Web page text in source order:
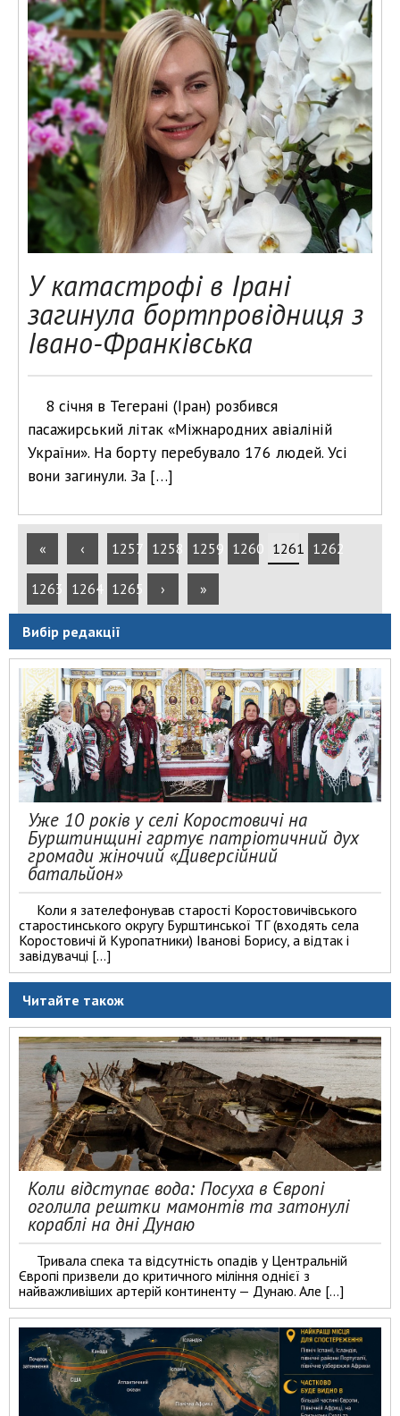
У катастрофі в Ірані
загинула бортпровідниця з
Івано-Франківська
8 січня в Тегерані (Іран) розбився
пасажирський літак «Міжнародних авіаліній
України». На борту перебувало 176 людей. Усі
вони загинули. За […]
« ‹ 1257 1258 1259 1260 1261 1262
1263 1264 1265 › »
Вибір редакції
Уже 10 років у селі Коростовичі на
Бурштинщині гартує патріотичний дух
громади жіночий «Диверсійний
батальйон»
Коли я зателефонував старості Коростовичівського
старостинського округу Бурштинської ТГ (входять села
Коростовичі й Куропатники) Іванові Борису, а відтак і
завідувачці […]
Читайте також
Коли відступає вода: Посуха в Європі
оголила рештки мамонтів та затонулі
кораблі на дні Дунаю
Тривала спека та відсутність опадів у Центральній
Європі призвели до критичного міління однієї з
найважливіших артерій континенту — Дунаю. Але […]